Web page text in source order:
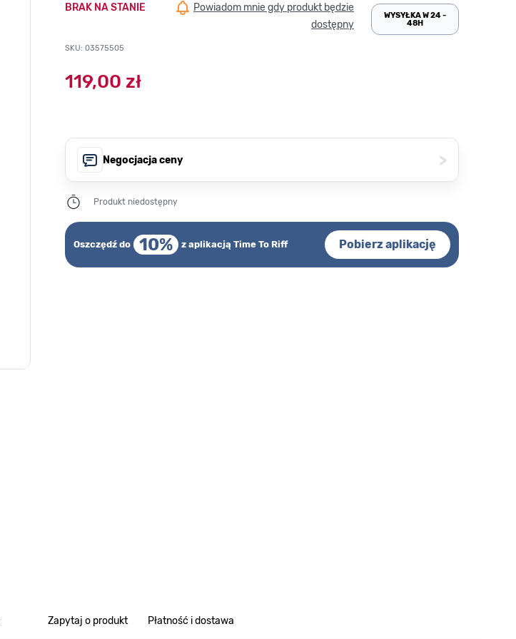
BRAK NA STANIE
Powiadom mnie gdy produkt będzie
dostępny
SKU: 03575505
WYSYŁKA W 24 -
48H
119,00 zł
Negocjacja ceny >
Produkt niedostępny
Oszczędź do 10% z aplikacją Time To Riff Pobierz aplikację
Zapytaj o produkt Płatność i dostawa